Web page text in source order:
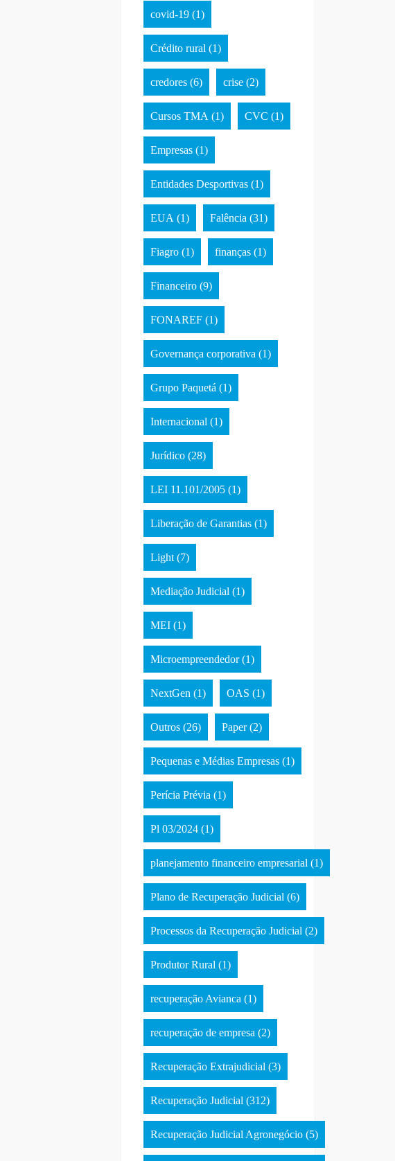
covid-19 (1)
Crédito rural (1)
credores (6) crise (2)
Cursos TMA (1) CVC (1)
Empresas (1)
Entidades Desportivas (1)
EUA (1) Falência (31)
Fiagro (1) finanças (1)
Financeiro (9)
FONAREF (1)
Governança corporativa (1)
Grupo Paquetá (1)
Internacional (1)
Jurídico (28)
LEI 11.101/2005 (1)
Liberação de Garantias (1)
Light (7)
Mediação Judicial (1)
MEI (1)
Microempreendedor (1)
NextGen (1) OAS (1)
Outros (26) Paper (2)
Pequenas e Médias Empresas (1)
Perícia Prévia (1)
Pl 03/2024 (1)
planejamento financeiro empresarial (1)
Plano de Recuperação Judicial (6)
Processos da Recuperação Judicial (2)
Produtor Rural (1)
recuperação Avianca (1)
recuperação de empresa (2)
Recuperação Extrajudicial (3)
Recuperação Judicial (312)
Recuperação Judicial Agronegócio (5)